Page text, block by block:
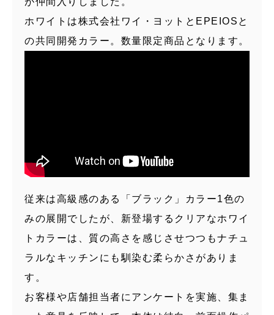
ホワイトは株式会社ワイ・ヨットとEPEIOSと
の共同開発カラー。数量限定商品となります。
従来は高級感のある「ブラック」カラー1色の
みの展開でしたが、新登場するクリアなホワイ
トカラーは、質の高さを感じさせつつもナチュ
ラルなキッチンにも馴染む柔らかさがありま
す。
お客様や店舗担当者にアンケートを実施、集ま